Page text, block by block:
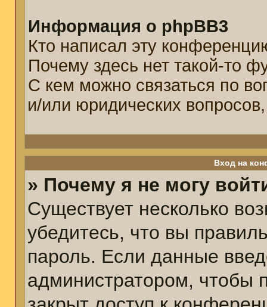
Информация о phpBB3
Кто написал эту
Почему здесь нет такой-то
С кем можно связаться по
и/или юридических
Вход на
» Почему я не могу
Существует несколько
убедитесь, что вы
пароль. Если данные
администратором, чтобы